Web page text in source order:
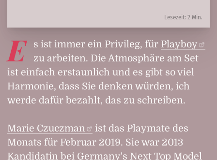
Lesezeit: 2 Min.
E s ist immer ein Privileg, für Playboy
zu arbeiten. Die Atmosphäre am Set
ist einfach erstaunlich und es gibt so viel
Harmonie, dass Sie denken würden, ich
werde dafür bezahlt, das zu schreiben.
Marie Czuczman
ist das Playmate des
Monats für Februar 2019. Sie war 2013
Kandidatin bei Germany's Next Top Model